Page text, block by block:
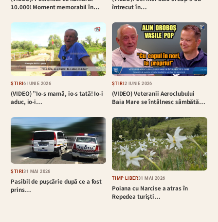
10.000! Moment memorabil în…
întrecut în…
ȘTIRI6 IUNIE 2026
(VIDEO) ”Io-s mamă, io-s tată! Io-i
aduc, io-i…
ȘTIRI2 IUNIE 2026
(VIDEO) Veteranii Aeroclubului
Baia Mare se întâlnesc sâmbătă…
ȘTIRI31 MAI 2026
Pasibil de pușcărie după ce a fost
prins…
TIMP LIBER31 MAI 2026
Poiana cu Narcise a atras în
Repedea turiști…